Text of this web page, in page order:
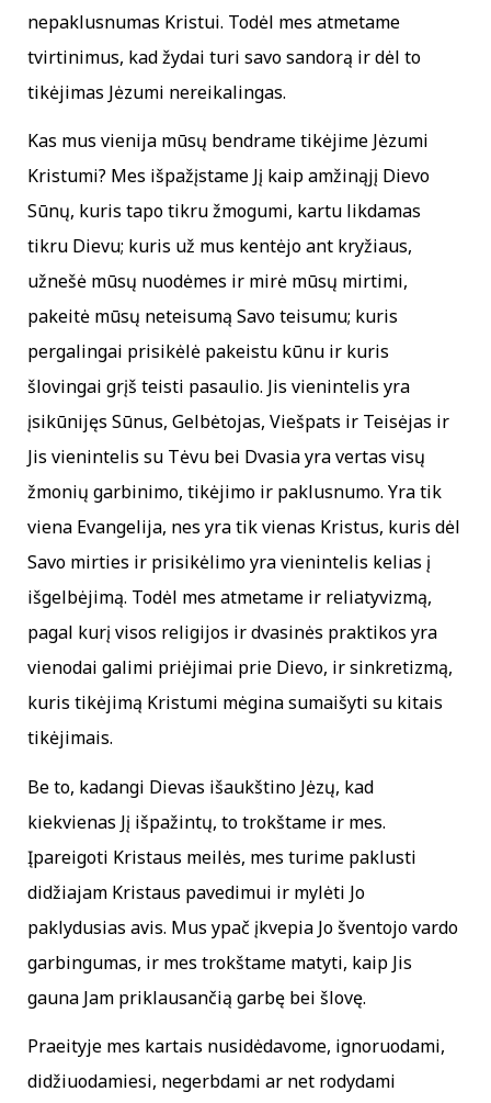
nepaklusnumas Kristui. Todėl mes atmetame
tvirtinimus, kad žydai turi savo sandorą ir dėl to
tikėjimas Jėzumi nereikalingas.
Kas mus vienija mūsų bendrame tikėjime Jėzumi
Kristumi? Mes išpažįstame Jį kaip amžinąjį Dievo
Sūnų, kuris tapo tikru žmogumi, kartu likdamas
tikru Dievu; kuris už mus kentėjo ant kryžiaus,
užnešė mūsų nuodėmes ir mirė mūsų mirtimi,
pakeitė mūsų neteisumą Savo teisumu; kuris
pergalingai prisikėlė pakeistu kūnu ir kuris
šlovingai grįš teisti pasaulio. Jis vienintelis yra
įsikūnijęs Sūnus, Gelbėtojas, Viešpats ir Teisėjas ir
Jis vienintelis su Tėvu bei Dvasia yra vertas visų
žmonių garbinimo, tikėjimo ir paklusnumo. Yra tik
viena Evangelija, nes yra tik vienas Kristus, kuris dėl
Savo mirties ir prisikėlimo yra vienintelis kelias į
išgelbėjimą. Todėl mes atmetame ir reliatyvizmą,
pagal kurį visos religijos ir dvasinės praktikos yra
vienodai galimi priėjimai prie Dievo, ir sinkretizmą,
kuris tikėjimą Kristumi mėgina sumaišyti su kitais
tikėjimais.
Be to, kadangi Dievas išaukštino Jėzų, kad
kiekvienas Jį išpažintų, to trokštame ir mes.
Įpareigoti Kristaus meilės, mes turime paklusti
didžiajam Kristaus pavedimui ir mylėti Jo
paklydusias avis. Mus ypač įkvepia Jo šventojo vardo
garbingumas, ir mes trokštame matyti, kaip Jis
gauna Jam priklausančią garbę bei šlovę.
Praeityje mes kartais nusidėdavome, ignoruodami,
didžiuodamiesi, negerbdami ar net rodydami